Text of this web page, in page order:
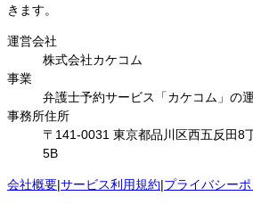
きます。
運営会社
株式会社カケコム
事業
弁護士予約サービス「カケコム」の
事務所住所
〒141-0031 東京都品川区西五反田8
5B
会社概要|サービス利用規約|プライバシー